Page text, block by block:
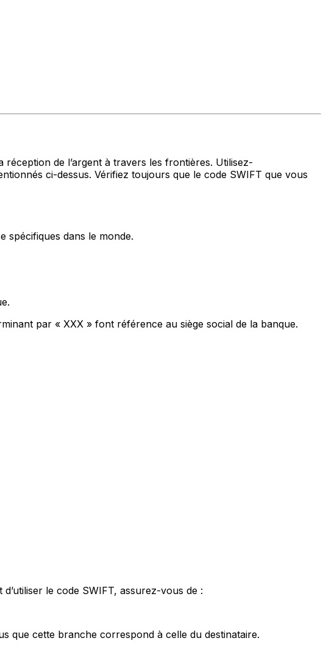
de l’argent à travers les frontières. Utilisez-
ci-dessus. Vérifiez toujours que le code SWIFT que vous
spécifiques dans le monde.
par « XXX » font référence au siège social de la banque.
le code SWIFT, assurez-vous de :
que cette branche correspond à celle du destinataire.